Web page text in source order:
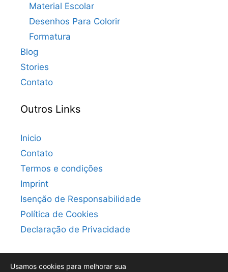
Material Escolar
Desenhos Para Colorir
Formatura
Blog
Stories
Contato
Outros Links
Inicio
Contato
Termos e condições
Imprint
Isenção de Responsabilidade
Política de Cookies
Declaração de Privacidade
Usamos cookies para melhorar sua